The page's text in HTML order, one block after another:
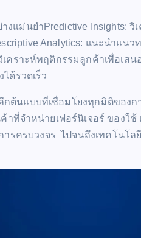
แม่นยำPredictive Insights:
Analytics: แนะนำแน
คราะห์พฤติกรรมลูกค้าเพื่อเส
ด้รวดเร็ว
กต้นแบบที่เชื่อมโยงทุกมิติของ
าที่จำหน่ายเฟอร์นิเจอร์ ของใ
รครบวงจร ไปจนถึงเทคโนโล